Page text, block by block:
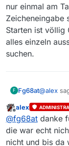
nur einmal am
Zeicheneingabe
Starten ist völlig
alles einzeln
suchen.
F Fg68at@alex
OK
Zur
Ich
Offline
alex
@fg68at danke
die war echt
nicht und bis da